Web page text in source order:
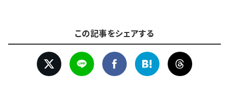
この記事をシェアする